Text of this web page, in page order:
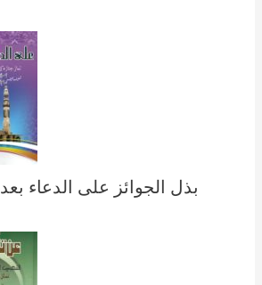
بذل الجوائز على الدعاء